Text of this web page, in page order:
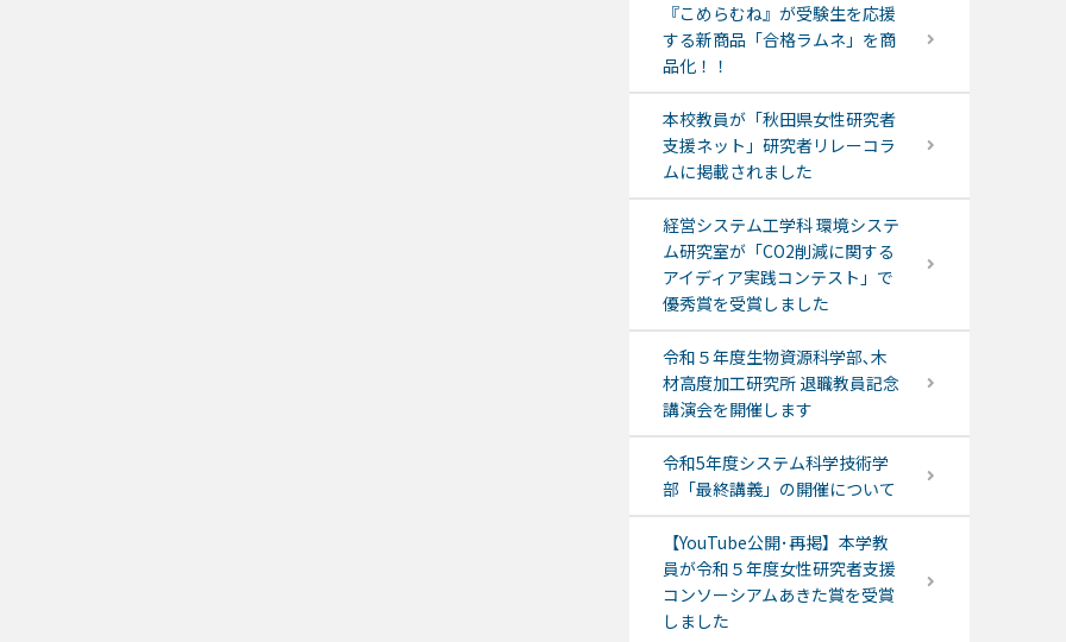
『こめらむね』が受験生を応援
する新商品「合格ラムネ」を商
品化！！
本校教員が「秋田県女性研究者
支援ネット」研究者リレーコラ
ムに掲載されました
経営システム工学科 環境システ
ム研究室が「CO2削減に関する
アイディア実践コンテスト」で
優秀賞を受賞しました
令和５年度生物資源科学部､木
材高度加工研究所 退職教員記念
講演会を開催します
令和5年度システム科学技術学
部「最終講義」の開催について
【YouTube公開･再掲】本学教
員が令和５年度女性研究者支援
コンソーシアムあきた賞を受賞
しました